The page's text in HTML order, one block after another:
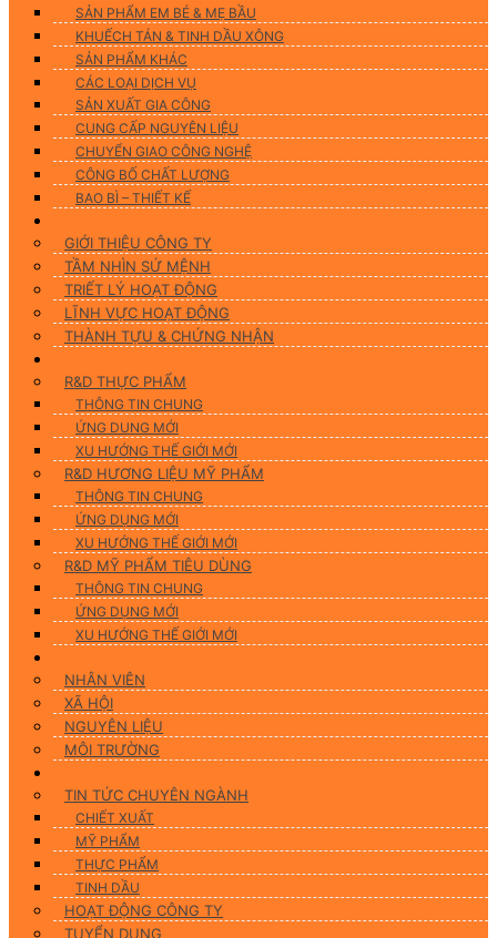
SẢN PHẨM EM BÉ & MẸ BẦU
KHUẾCH TÁN & TINH DẦU XÔNG
SẢN PHẨM KHÁC
CÁC LOẠI DỊCH VỤ
SẢN XUẤT GIA CÔNG
CUNG CẤP NGUYÊN LIỆU
CHUYỂN GIAO CÔNG NGHỆ
CÔNG BỐ CHẤT LƯỢNG
BAO BÌ – THIẾT KẾ
GIỚI THIỆU CÔNG TY
TẦM NHÌN SỨ MỆNH
TRIẾT LÝ HOẠT ĐỘNG
LĨNH VỰC HOẠT ĐỘNG
THÀNH TỰU & CHỨNG NHẬN
R&D THỰC PHẨM
THÔNG TIN CHUNG
ỨNG DUNG MỚI
XU HƯỚNG THẾ GIỚI MỚI
R&D HƯƠNG LIỆU MỸ PHẨM
THÔNG TIN CHUNG
ỨNG DỤNG MỚI
XU HƯỚNG THẾ GIỚI MỚI
R&D MỸ PHẨM TIÊU DÙNG
THÔNG TIN CHUNG
ỨNG DỤNG MỚI
XU HƯỚNG THẾ GIỚI MỚI
NHÂN VIÊN
XÃ HỘI
NGUYÊN LIỆU
MÔI TRƯỜNG
TIN TỨC CHUYÊN NGÀNH
CHIẾT XUẤT
MỸ PHẨM
THỰC PHẨM
TINH DẦU
HOẠT ĐỘNG CÔNG TY
TUYỂN DỤNG